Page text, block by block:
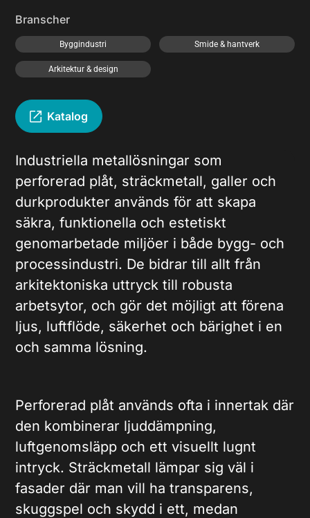
Industriella metallösningar som
perforerad plåt, sträckmetall, galler och
durkprodukter används för att skapa
säkra, funktionella och estetiskt
genomarbetade miljöer i både bygg- och
processindustri. De bidrar till allt från
arkitektoniska uttryck till robusta
arbetsytor, och gör det möjligt att förena
ljus, luftflöde, säkerhet och bärighet i en
och samma lösning.
Perforerad plåt används ofta i innertak där
den kombinerar ljuddämpning,
luftgenomsläpp och ett visuellt lugnt
intryck. Sträckmetall lämpar sig väl i
fasader där man vill ha transparens,
skuggspel och skydd i ett, medan
Branscher
Byggindustri Smide & hantverk
Arkitektur & design
Katalog